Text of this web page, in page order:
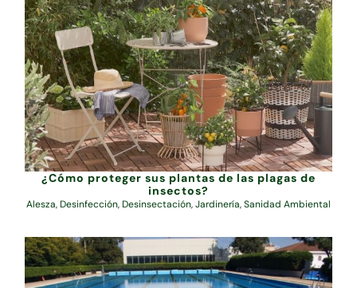
¿Cómo proteger sus plantas de las plagas de
insectos?
Alesza,Desinfección,Desinsectación,Jardinería,Sanidad Ambiental